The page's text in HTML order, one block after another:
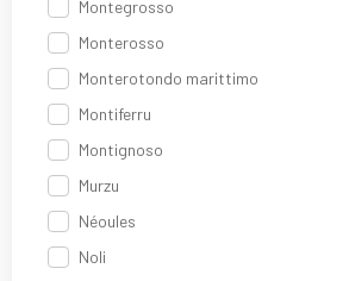
Montegrosso
Monterosso
Monterotondo marittimo
Montiferru
Montignoso
Murzu
Néoules
Noli